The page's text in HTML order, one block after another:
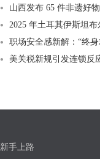
山西发布 65 件非遗好
2025 年土耳其伊斯坦
职场安全感新解：“终
美关税新规引发连锁反
新手上路